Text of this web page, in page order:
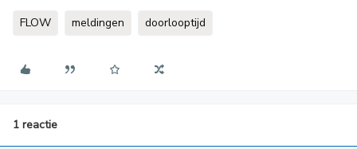
FLOW meldingen doorlooptijd
1 reactie